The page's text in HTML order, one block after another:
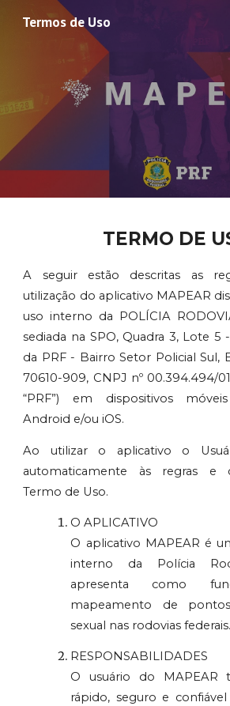
Skip to main content
Termos de Uso
TERMO DE
A seguir estão descritas as
utilização do aplicativo MAPEAR
uso interno da POLÍCIA
sediada na SPO, Quadra 3, Lote 5
da PRF - Bairro Setor Policial Sul,
70610-909, CNPJ nº 00.394.494/
“PRF”) em dispositivos
Android e/ou iOS.
Ao utilizar o aplicativo o
automaticamente às regras e
Termo de Uso.
O APLICATIVO
O aplicativo MAPEAR é
interno da Polícia
apresenta como
mapeamento de
sexual nas rodovias federais.
RESPONSABILIDADES
O usuário do MAPEAR
rápido, seguro e